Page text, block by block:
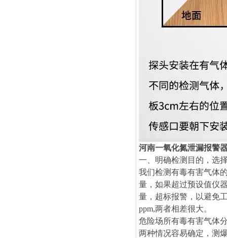
河南一氧化氮泄漏报警
一、明确检测目的，选
我们检测有毒有害气体
量，如果超过预设值仪
量，超标报警，以避免
ppm,两者相差很大。
危险场所有毒有害气体
两种情况容易确定，测